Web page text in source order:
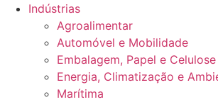
Indústrias
Agroalimentar
Automóvel e Mobilidade
Embalagem, Papel e Celulose
Energia, Climatização e
Marítima